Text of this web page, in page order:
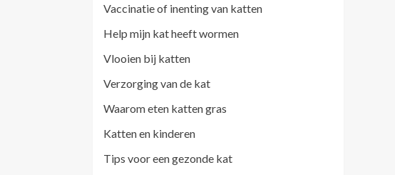
Vaccinatie of inenting van katten
Help mijn kat heeft wormen
Vlooien bij katten
Verzorging van de kat
Waarom eten katten gras
Katten en kinderen
Tips voor een gezonde kat